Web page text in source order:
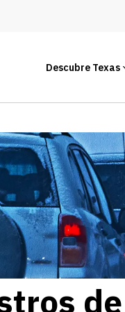
Descubre Texas